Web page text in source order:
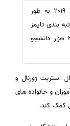
رتبه بندی کالج های تحصیلات عالی سال ۲۰۱۹ به طور
بندی تایمز
منتشر شد. در این رتبه بندی از نظرات ۲۰۰ هزار دانشجو
استریت ژورنال و
و خانواده های
کمک کند.